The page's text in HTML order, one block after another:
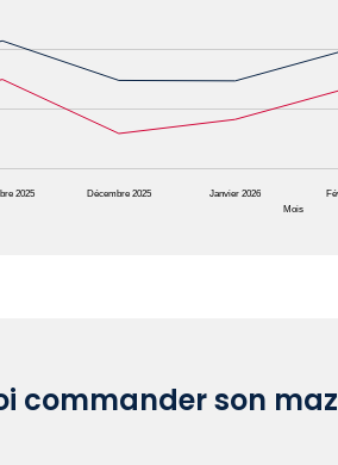
Mois
2025 Décembre 2025 Janvier 2026
commander son